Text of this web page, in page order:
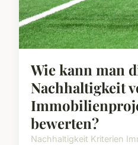
Wie kann man
Nachhaltigkeit
bewerten?
Nachhaltigkeit Kriterien